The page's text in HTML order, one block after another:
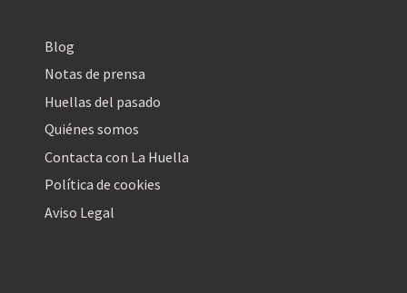
Blog
Notas de prensa
Huellas del pasado
Quiénes somos
Contacta con La Huella
Política de cookies
Aviso Legal